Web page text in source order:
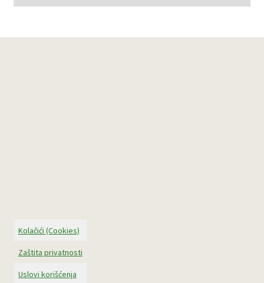
Kolačići (Cookies)
Zaštita privatnosti
Uslovi korišćenja